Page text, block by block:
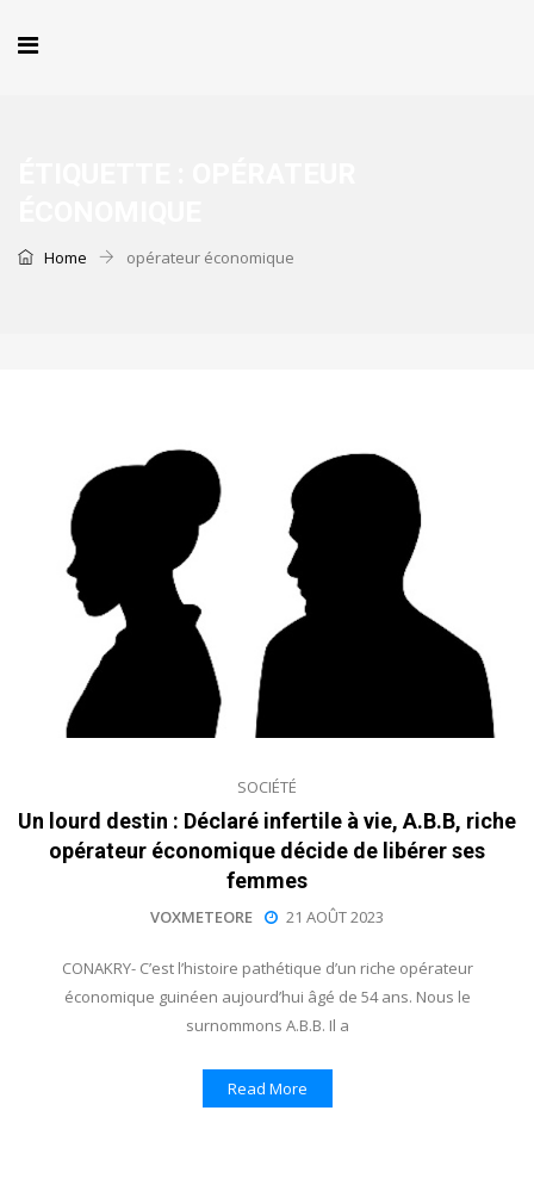
Home opérateur économique
SOCIÉTÉ
Un lourd destin : Déclaré infertile à vie, A.B.B, riche
opérateur économique décide de libérer ses
femmes
VOXMETEORE 21 AOÛT 2023
CONAKRY- C’est l’histoire pathétique d’un riche opérateur
économique guinéen aujourd’hui âgé de 54 ans. Nous le
surnommons A.B.B. Il a
Read More